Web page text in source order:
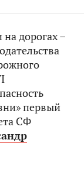
на дорогах –
первый
СФ